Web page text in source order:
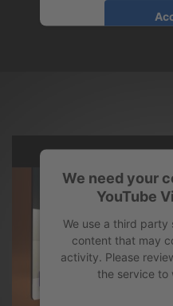
We need your
YouTube
We use a third
content that may
activity. Please
the service to